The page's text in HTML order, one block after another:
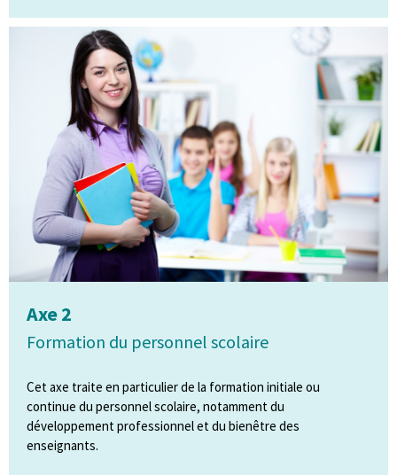
Axe 2
Formation du personnel scolaire
Cet axe traite en particulier de la formation initiale ou
continue du personnel scolaire, notamment du
développement professionnel et du bienêtre des
enseignants.